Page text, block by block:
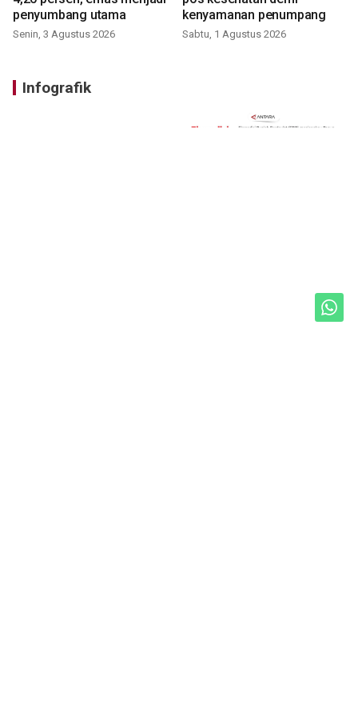
penyumbang utama
Senin, 3 Agustus 2026
kenyamanan penumpang
Sabtu, 1 Agustus 2026
Infografik